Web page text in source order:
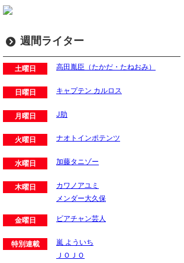
週間ライター
土曜日 高田胤臣（たかだ・たねおみ）
日曜日 キャプテン カルロス
月曜日 J助
火曜日 ナオトインポテンツ
水曜日 加藤タニゾー
木曜日
カワノアユミ
メンダー大久保
金曜日 ビアチャン芸人
特別連載
嵐 よういち
ＪＯＪＯ